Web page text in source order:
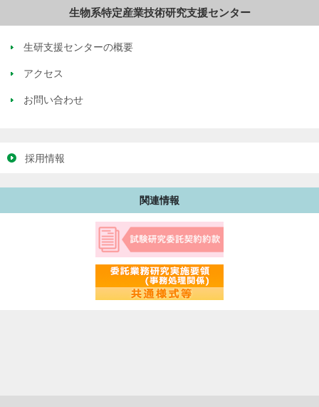
生物系特定産業技術研究支援センター
生研支援センターの概要
アクセス
お問い合わせ
採用情報
関連情報